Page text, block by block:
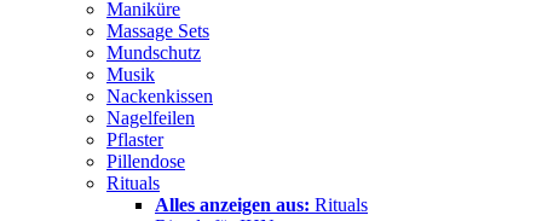
Maniküre
Massage Sets
Mundschutz
Musik
Nackenkissen
Nagelfeilen
Pflaster
Pillendose
Rituals
Alles anzeigen aus: Rituals